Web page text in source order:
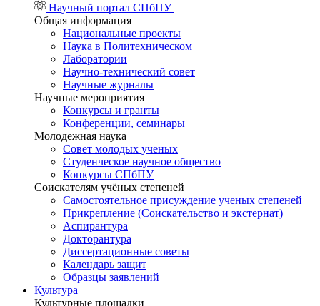
Научный портал СПбПУ
Общая информация
Национальные проекты
Наука в Политехническом
Лаборатории
Научно-технический совет
Научные журналы
Научные мероприятия
Конкурсы и гранты
Конференции, семинары
Молодежная наука
Совет молодых ученых
Студенческое научное общество
Конкурсы СПбПУ
Соискателям учёных степеней
Самостоятельное присуждение ученых степеней
Прикрепление (Соискательство и экстернат)
Аспирантура
Докторантура
Диссертационные советы
Календарь защит
Образцы заявлений
Культура
Культурные площадки